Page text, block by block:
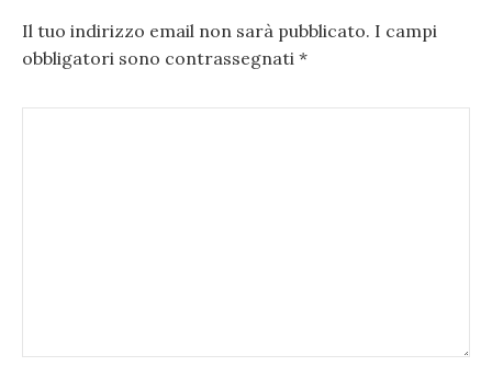
Il tuo indirizzo email non sarà pubblicato. I campi
obbligatori sono contrassegnati *